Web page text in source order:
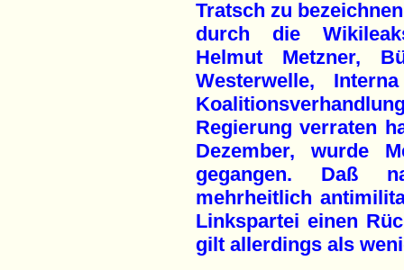
Tratsch zu
durch die
Helmut Metzner,
Westerwelle,
Regierung verraten
Dezember, wurde
gegangen. Daß
mehrheitlich
Linkspartei einen
gilt allerdings als